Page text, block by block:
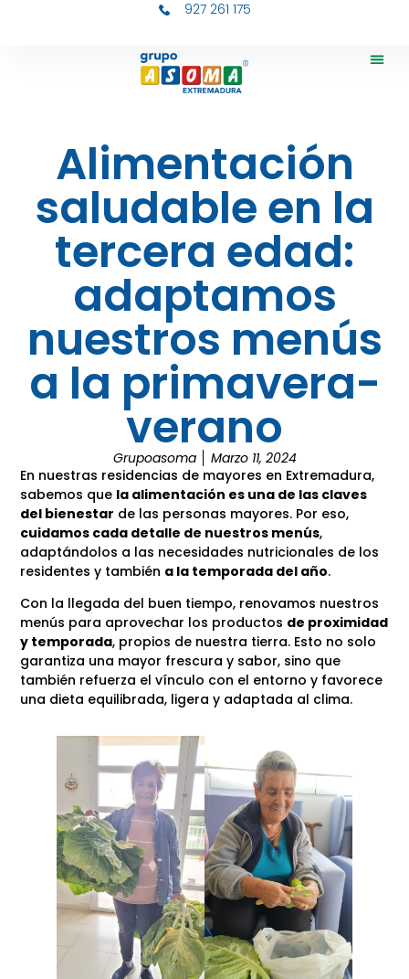
927 261 175
Alimentación
saludable en la
tercera edad:
adaptamos
nuestros menús
a la primavera-
verano
Grupoasoma
Marzo 11, 2024
En nuestras residencias de mayores en Extremadura,
sabemos que la alimentación es una de las claves
del bienestar de las personas mayores. Por eso,
cuidamos cada detalle de nuestros menús,
adaptándolos a las necesidades nutricionales de los
residentes y también a la temporada del año.
Con la llegada del buen tiempo, renovamos nuestros
menús para aprovechar los productos de proximidad
y temporada, propios de nuestra tierra. Esto no solo
garantiza una mayor frescura y sabor, sino que
también refuerza el vínculo con el entorno y favorece
una dieta equilibrada, ligera y adaptada al clima.